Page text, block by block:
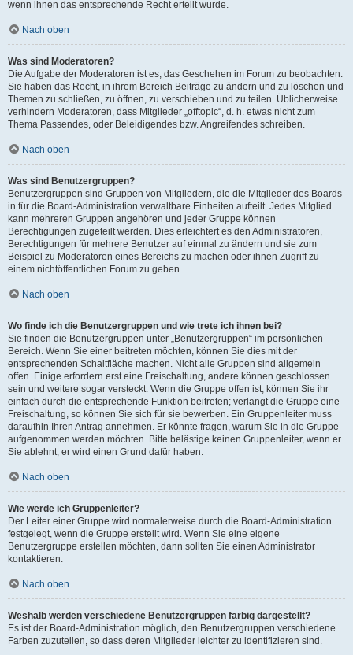
wenn ihnen das entsprechende Recht erteilt wurde.
Nach oben
Was sind Moderatoren?
Die Aufgabe der Moderatoren ist es, das Geschehen im Forum zu beobachten.
Sie haben das Recht, in ihrem Bereich Beiträge zu ändern und zu löschen und
Themen zu schließen, zu öffnen, zu verschieben und zu teilen. Üblicherweise
verhindern Moderatoren, dass Mitglieder „offtopic“, d. h. etwas nicht zum
Thema Passendes, oder Beleidigendes bzw. Angreifendes schreiben.
Nach oben
Was sind Benutzergruppen?
Benutzergruppen sind Gruppen von Mitgliedern, die die Mitglieder des Boards
in für die Board-Administration verwaltbare Einheiten aufteilt. Jedes Mitglied
kann mehreren Gruppen angehören und jeder Gruppe können
Berechtigungen zugeteilt werden. Dies erleichtert es den Administratoren,
Berechtigungen für mehrere Benutzer auf einmal zu ändern und sie zum
Beispiel zu Moderatoren eines Bereichs zu machen oder ihnen Zugriff zu
einem nichtöffentlichen Forum zu geben.
Nach oben
Wo finde ich die Benutzergruppen und wie trete ich ihnen bei?
Sie finden die Benutzergruppen unter „Benutzergruppen“ im persönlichen
Bereich. Wenn Sie einer beitreten möchten, können Sie dies mit der
entsprechenden Schaltfläche machen. Nicht alle Gruppen sind allgemein
offen. Einige erfordern erst eine Freischaltung, andere können geschlossen
sein und weitere sogar versteckt. Wenn die Gruppe offen ist, können Sie ihr
einfach durch die entsprechende Funktion beitreten; verlangt die Gruppe eine
Freischaltung, so können Sie sich für sie bewerben. Ein Gruppenleiter muss
daraufhin Ihren Antrag annehmen. Er könnte fragen, warum Sie in die Gruppe
aufgenommen werden möchten. Bitte belästige keinen Gruppenleiter, wenn er
Sie ablehnt, er wird einen Grund dafür haben.
Nach oben
Wie werde ich Gruppenleiter?
Der Leiter einer Gruppe wird normalerweise durch die Board-Administration
festgelegt, wenn die Gruppe erstellt wird. Wenn Sie eine eigene
Benutzergruppe erstellen möchten, dann sollten Sie einen Administrator
kontaktieren.
Nach oben
Weshalb werden verschiedene Benutzergruppen farbig dargestellt?
Es ist der Board-Administration möglich, den Benutzergruppen verschiedene
Farben zuzuteilen, so dass deren Mitglieder leichter zu identifizieren sind.